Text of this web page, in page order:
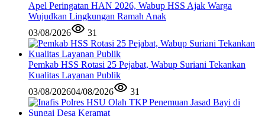
Apel Peringatan HAN 2026, Wabup HSS Ajak Warga
Wujudkan Lingkungan Ramah Anak
03/08/2026
31
Pemkab HSS Rotasi 25 Pejabat, Wabup Suriani Tekankan
Kualitas Layanan Publik
03/08/202604/08/2026 31